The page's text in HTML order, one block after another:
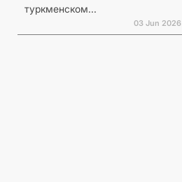
туркменском...
03 Jun 2026